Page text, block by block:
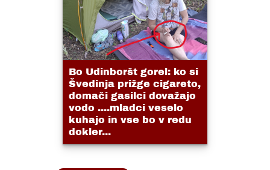
Bo Udinboršt gorel: ko si
Švedinja prižge cigareto,
domači gasilci dovažajo
vodo ....mladci veselo
kuhajo in vse bo v redu
dokler...